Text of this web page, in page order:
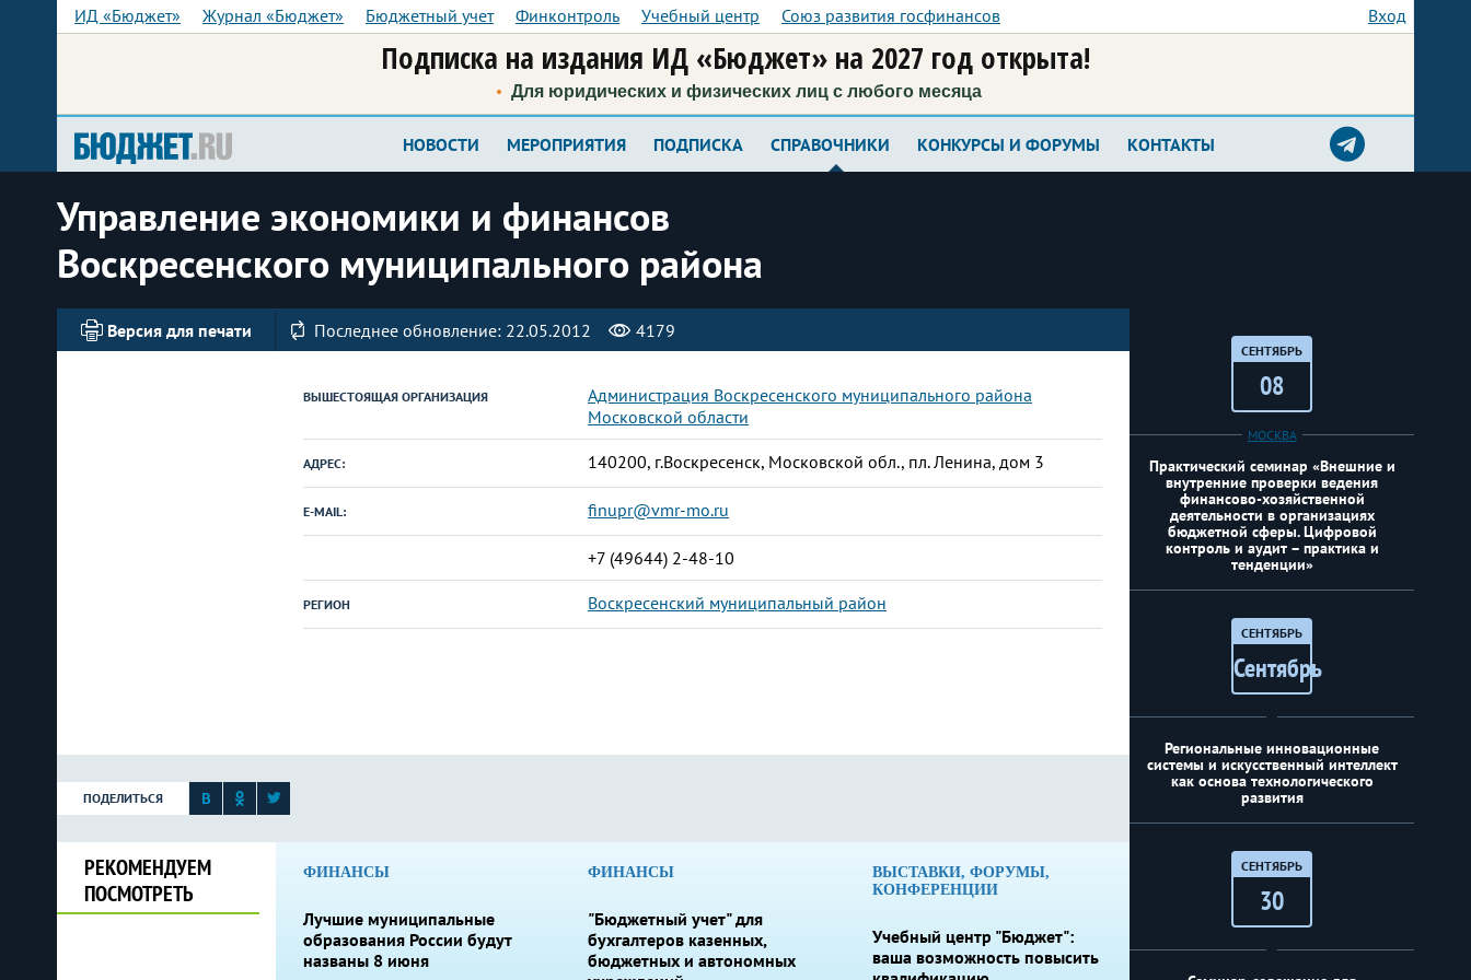
ИД «Бюджет» Журнал «Бюджет» Бюджетный учет Финконтроль Учебный центр Союз развития госфинансов Вход
Подписка на издания ИД «Бюджет» на 2027 год открыта!
Для юридических и физических лиц с любого месяца
НОВОСТИ МЕРОПРИЯТИЯ ПОДПИСКА СПРАВОЧНИКИ КОНКУРСЫ И ФОРУМЫ КОНТАКТЫ
Управление экономики и финансов
Воскресенского муниципального района
Версия для печати Последнее обновление: 22.05.2012 4179
ВЫШЕСТОЯЩАЯ ОРГАНИЗАЦИЯ
Администрация Воскресенского муниципального района
Московской области
АДРЕС: 140200, г.Воскресенск, Московской обл., пл. Ленина, дом 3
E-MAIL: finupr@vmr-mo.ru
+7 (49644) 2-48-10
РЕГИОН Воскресенский муниципальный район
ПОДЕЛИТЬСЯ
РЕКОМЕНДУЕМ
ПОСМОТРЕТЬ
ФИНАНСЫ
Лучшие муниципальные
образования России будут
названы 8 июня
ФИНАНСЫ
"Бюджетный учет" для
бухгалтеров казенных,
бюджетных и автономных
ВЫСТАВКИ, ФОРУМЫ,
КОНФЕРЕНЦИИ
Учебный центр "Бюджет":
ваша возможность повысить
СЕНТЯБРЬ
08
МОСКВА
Практический семинар «Внешние и
внутренние проверки ведения
финансово-хозяйственной
деятельности в организациях
бюджетной сферы. Цифровой
контроль и аудит – практика и
тенденции»
СЕНТЯБРЬ
Сентябрь
Региональные инновационные
системы и искусственный интеллект
как основа технологического
развития
СЕНТЯБРЬ
30